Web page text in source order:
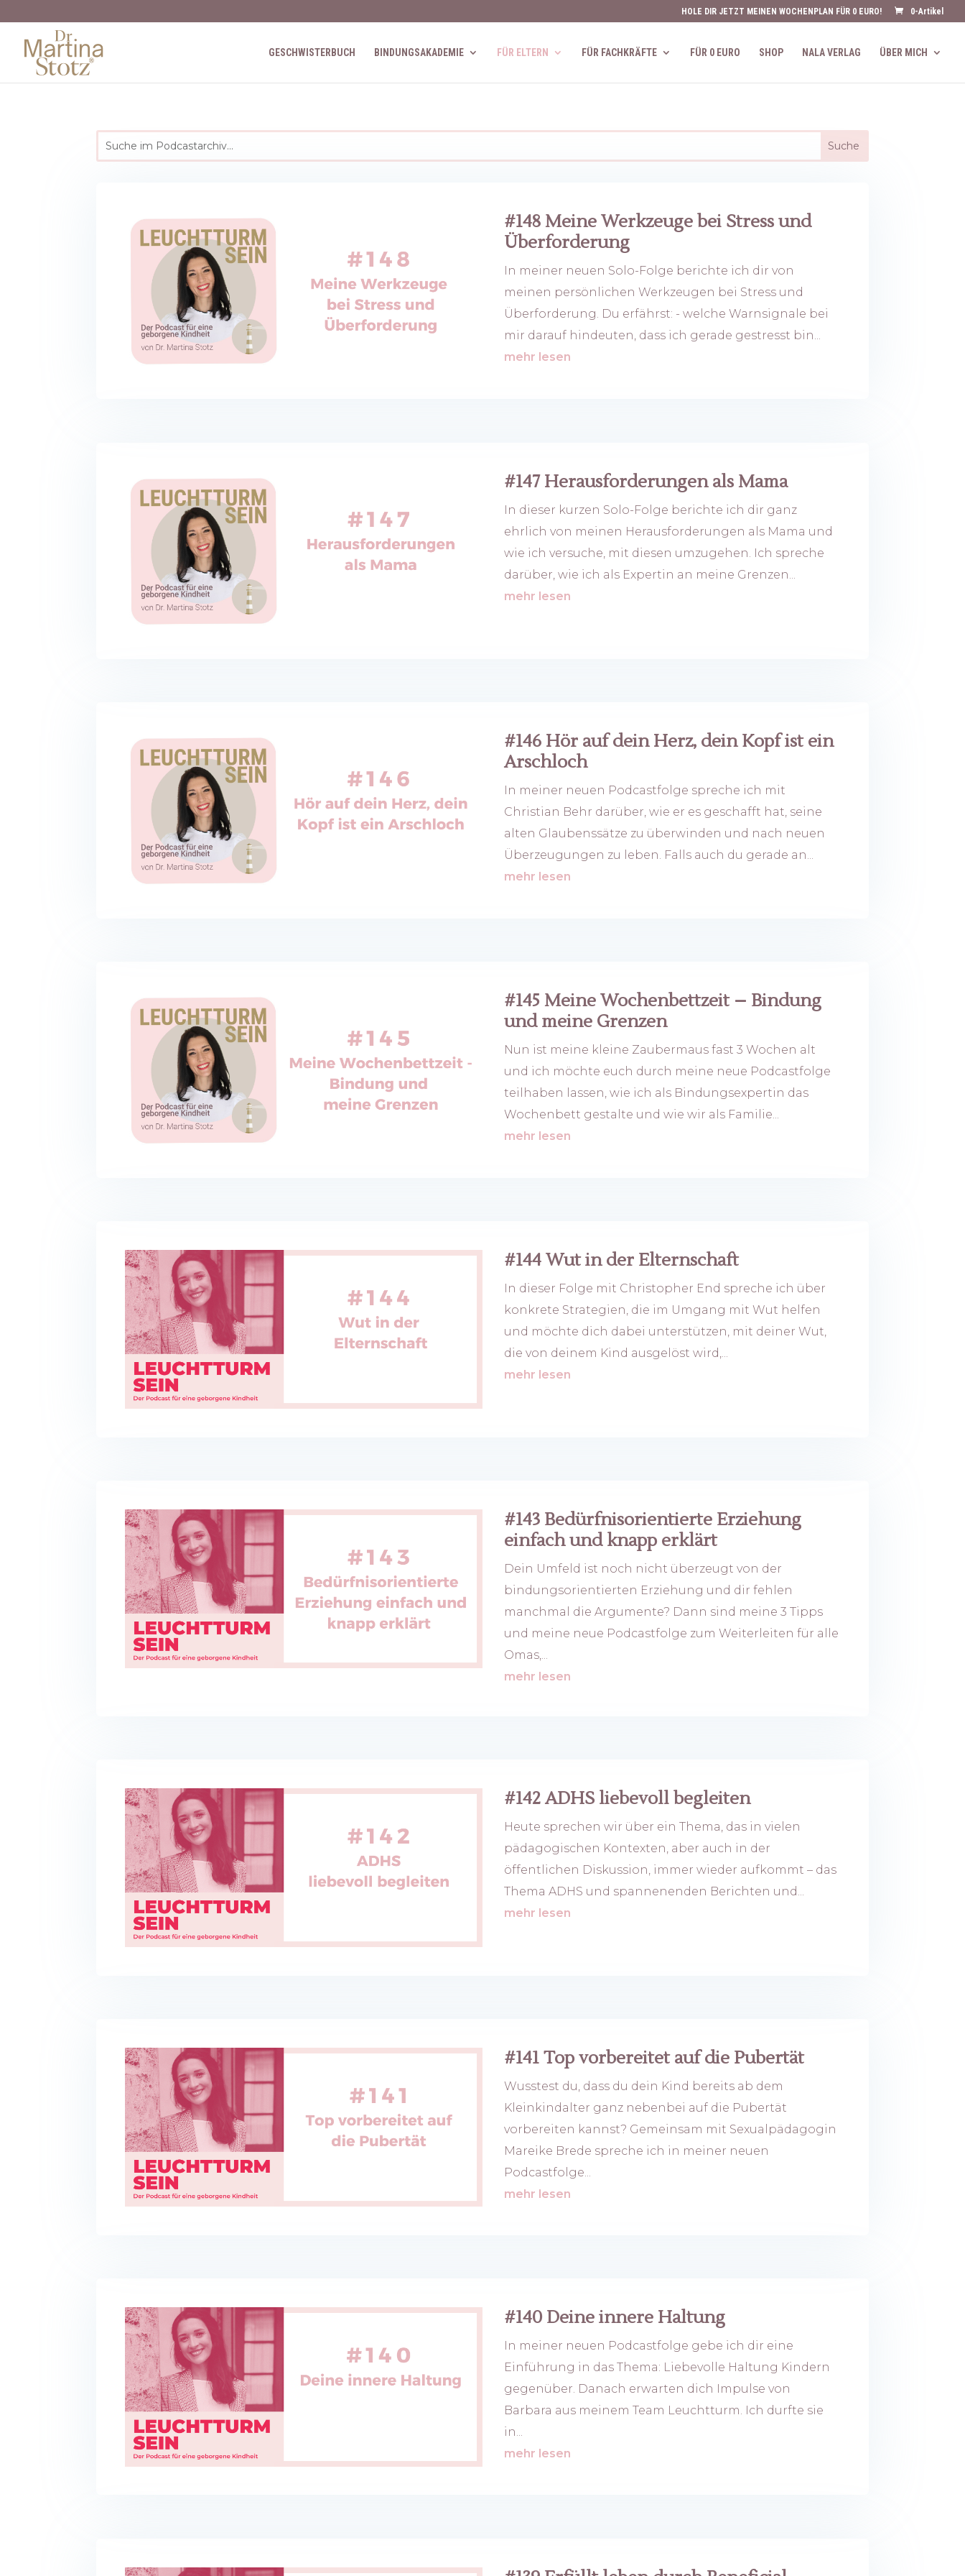
HOLE DIR JETZT MEINEN WOCHENPLAN FÜR 0 EURO! 0-Artikel
GESCHWISTERBUCH BINDUNGSAKADEMIE FÜR ELTERN FÜR FACHKRÄFTE FÜR 0 EURO SHOP NALA VERLAG ÜBER MICH
#148 Meine Werkzeuge bei Stress und
Überforderung
In meiner neuen Solo-Folge berichte ich dir von
meinen persönlichen Werkzeugen bei Stress und
Überforderung. Du erfährst: - welche Warnsignale bei
mir darauf hindeuten, dass ich gerade gestresst bin...
mehr lesen
#147 Herausforderungen als Mama
In dieser kurzen Solo-Folge berichte ich dir ganz
ehrlich von meinen Herausforderungen als Mama und
wie ich versuche, mit diesen umzugehen. Ich spreche
darüber, wie ich als Expertin an meine Grenzen...
mehr lesen
#146 Hör auf dein Herz, dein Kopf ist ein
Arschloch
In meiner neuen Podcastfolge spreche ich mit
Christian Behr darüber, wie er es geschafft hat, seine
alten Glaubenssätze zu überwinden und nach neuen
Überzeugungen zu leben. Falls auch du gerade an...
mehr lesen
#145 Meine Wochenbettzeit – Bindung
und meine Grenzen
Nun ist meine kleine Zaubermaus fast 3 Wochen alt
und ich möchte euch durch meine neue Podcastfolge
teilhaben lassen, wie ich als Bindungsexpertin das
Wochenbett gestalte und wie wir als Familie...
mehr lesen
#144 Wut in der Elternschaft
In dieser Folge mit Christopher End spreche ich über
konkrete Strategien, die im Umgang mit Wut helfen
und möchte dich dabei unterstützen, mit deiner Wut,
die von deinem Kind ausgelöst wird,...
mehr lesen
#143 Bedürfnisorientierte Erziehung
einfach und knapp erklärt
Dein Umfeld ist noch nicht überzeugt von der
bindungsorientierten Erziehung und dir fehlen
manchmal die Argumente? Dann sind meine 3 Tipps
und meine neue Podcastfolge zum Weiterleiten für alle
Omas,...
mehr lesen
#142 ADHS liebevoll begleiten
Heute sprechen wir über ein Thema, das in vielen
pädagogischen Kontexten, aber auch in der
öffentlichen Diskussion, immer wieder aufkommt – das
Thema ADHS und spannenenden Berichten und...
mehr lesen
#141 Top vorbereitet auf die Pubertät
Wusstest du, dass du dein Kind bereits ab dem
Kleinkindalter ganz nebenbei auf die Pubertät
vorbereiten kannst? Gemeinsam mit Sexualpädagogin
Mareike Brede spreche ich in meiner neuen
Podcastfolge...
mehr lesen
#140 Deine innere Haltung
In meiner neuen Podcastfolge gebe ich dir eine
Einführung in das Thema: Liebevolle Haltung Kindern
gegenüber. Danach erwarten dich Impulse von
Barbara aus meinem Team Leuchtturm. Ich durfte sie
in...
mehr lesen